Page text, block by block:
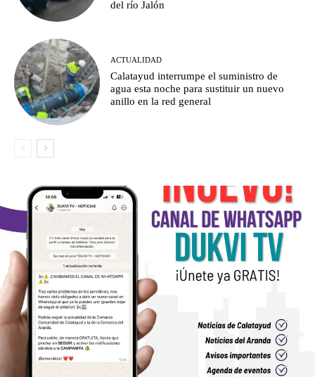
del río Jalón
ACTUALIDAD
Calatayud interrumpe el suministro de
agua esta noche para sustituir un nuevo
anillo en la red general